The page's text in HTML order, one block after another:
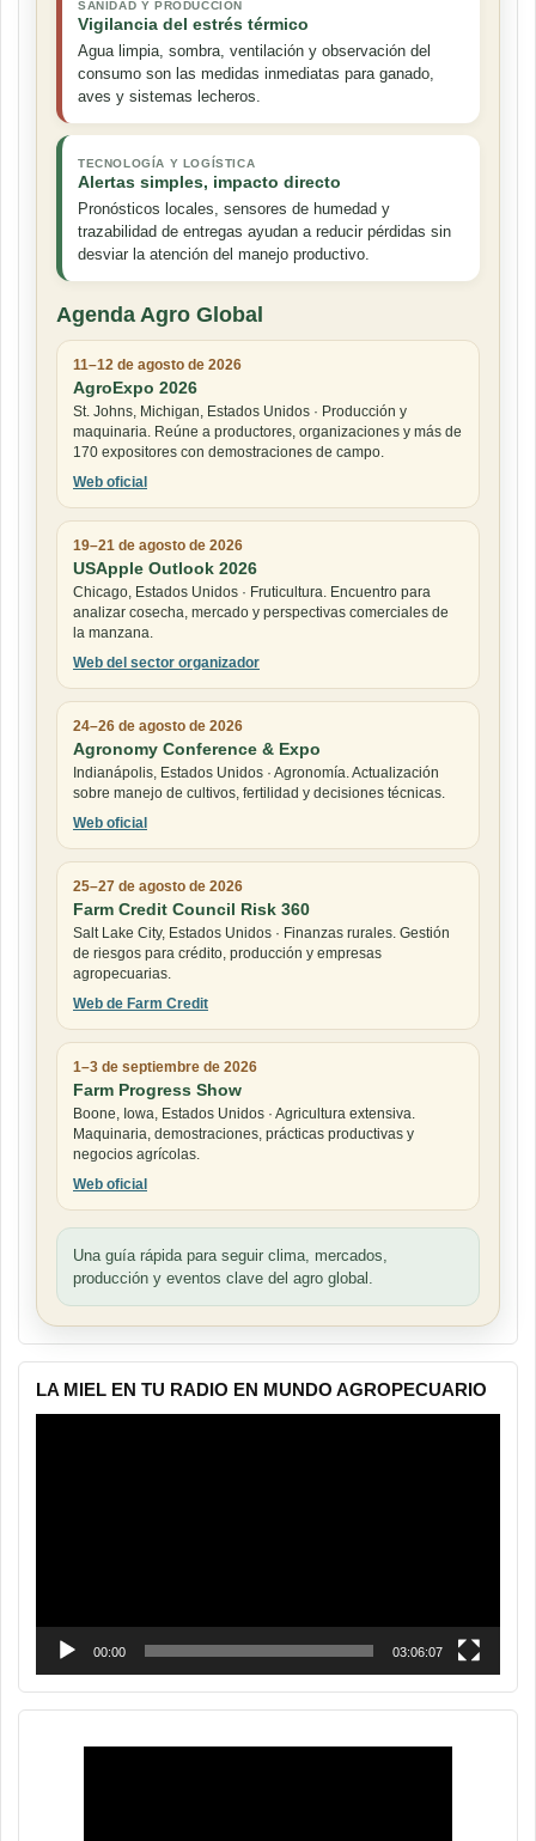
SANIDAD Y PRODUCCIÓN
Vigilancia del estrés térmico
Agua limpia, sombra, ventilación y observación del
consumo son las medidas inmediatas para ganado,
aves y sistemas lecheros.
TECNOLOGÍA Y LOGÍSTICA
Alertas simples, impacto directo
Pronósticos locales, sensores de humedad y
trazabilidad de entregas ayudan a reducir pérdidas sin
desviar la atención del manejo productivo.
Agenda Agro Global
11–12 de agosto de 2026
AgroExpo 2026
St. Johns, Michigan, Estados Unidos · Producción y
maquinaria. Reúne a productores, organizaciones y más de
170 expositores con demostraciones de campo.
Web oficial
19–21 de agosto de 2026
USApple Outlook 2026
Chicago, Estados Unidos · Fruticultura. Encuentro para
analizar cosecha, mercado y perspectivas comerciales de
la manzana.
Web del sector organizador
24–26 de agosto de 2026
Agronomy Conference & Expo
Indianápolis, Estados Unidos · Agronomía. Actualización
sobre manejo de cultivos, fertilidad y decisiones técnicas.
Web oficial
25–27 de agosto de 2026
Farm Credit Council Risk 360
Salt Lake City, Estados Unidos · Finanzas rurales. Gestión
de riesgos para crédito, producción y empresas
agropecuarias.
Web de Farm Credit
1–3 de septiembre de 2026
Farm Progress Show
Boone, Iowa, Estados Unidos · Agricultura extensiva.
Maquinaria, demostraciones, prácticas productivas y
negocios agrícolas.
Web oficial
Una guía rápida para seguir clima, mercados,
producción y eventos clave del agro global.
LA MIEL EN TU RADIO EN MUNDO AGROPECUARIO
00:00 03:06:07